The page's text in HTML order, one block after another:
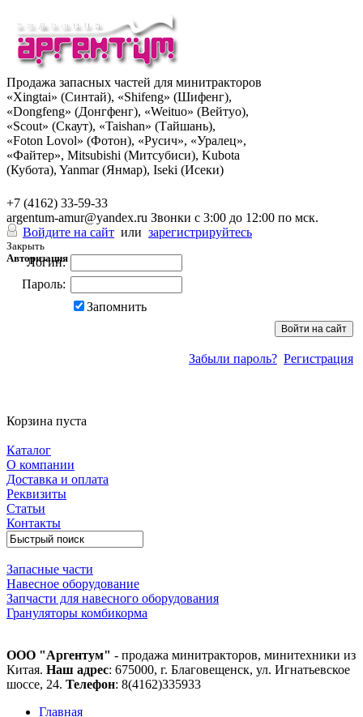
Продажа запасных частей для минитракторов
«Xingtai» (Синтай), «Shifeng» (Шифенг),
«Dongfeng» (Донгфенг), «Weituo» (Вейтуо),
«Scout» (Скаут), «Taishan» (Тайшань),
«Foton Lovol» (Фотон), «Русич», «Уралец»,
«Файтер», Mitsubishi (Митсубиси), Kubota
(Кубота), Yanmar (Янмар), Iseki (Исеки)
+7 (4162) 33-59-33
argentum-amur@yandex.ru Звонки с 3:00 до 12:00 по мск.
Войдите на сайт или зарегистрируйтесь
Закрыть
Авторизация
Логин:
Пароль:
Запомнить
Забыли пароль? Регистрация
Корзина пуста
Каталог
О компании
Доставка и оплата
Реквизиты
Статьи
Контакты
Запасные части
Навесное оборудование
Запчасти для навесного оборудования
Грануляторы комбикорма
ООО "Аргентум" - продажа минитракторов, минитехники из
Китая. Наш адрес: 675000, г. Благовещенск, ул. Игнатьевское
шоссе, 24. Телефон: 8(4162)335933
Главная